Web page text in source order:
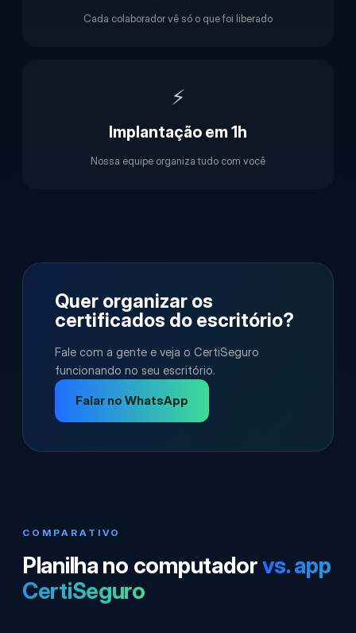
Cada colaborador vê só o que foi liberado
⚡
Implantação em 1h
Nossa equipe organiza tudo com você
Quer organizar os
certificados do escritório?
Fale com a gente e veja o CertiSeguro
funcionando no seu escritório.
Falar no WhatsApp
COMPARATIVO
Planilha no computadorvs. app
CertiSeguro